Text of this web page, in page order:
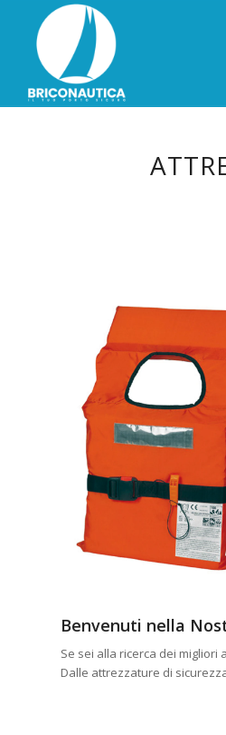
Benvenuti nella
Se sei alla ricerca dei
Dalle attrezzature di